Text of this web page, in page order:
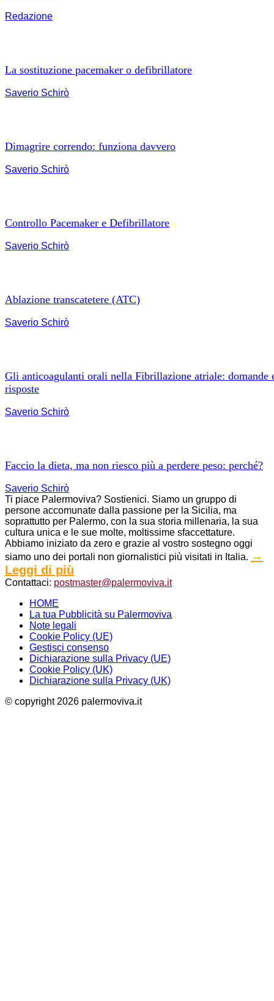
Redazione
La sostituzione pacemaker o defibrillatore
Saverio Schirò
Dimagrire correndo: funziona davvero
Saverio Schirò
Controllo Pacemaker e Defibrillatore
Saverio Schirò
Ablazione transcatetere (ATC)
Saverio Schirò
Gli anticoagulanti orali nella Fibrillazione atriale: domande
risposte
Saverio Schirò
Faccio la dieta, ma non riesco più a perdere peso: perché?
Saverio Schirò
Ti piace Palermoviva? Sostienici. Siamo un gruppo di
persone accomunate dalla passione per la Sicilia, ma
soprattutto per Palermo, con la sua storia millenaria, la sua
cultura unica e le sue molte, moltissime sfaccettature.
Abbiamo iniziato da zero e grazie al vostro sostegno oggi
siamo uno dei portali non giornalistici più visitati in Italia. →
Leggi di più
Contattaci: postmaster@palermoviva.it
HOME
La tua Pubblicità su Palermoviva
Note legali
Cookie Policy (UE)
Gestisci consenso
Dichiarazione sulla Privacy (UE)
Cookie Policy (UK)
Dichiarazione sulla Privacy (UK)
© copyright 2026 palermoviva.it